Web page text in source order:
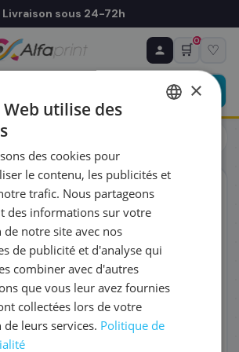
Livraison sous 24-72h
🛒
0
♡
économisez
prochain achat — notre équipe
devis personnalisé
PRODUIT
LIVRAISON
LIVRAISON SOUHAITÉE
×
Web utilise des
des cookies pour
le contenu, les publicités et
trafic. Nous partageons
des informations sur votre
notre site avec nos
de publicité et d'analyse qui
combiner avec d'autres
que vous leur avez fournies
collectées lors de votre
leurs services. Politique de